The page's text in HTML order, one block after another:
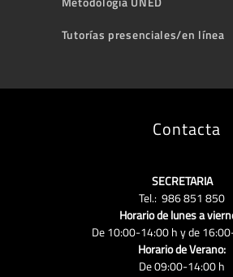
Tutorías presenciales/en línea
Contacta
SECRETARIA
Tel.: 986 851 850
Horario de lunes a
De 10:00-14:00 h y de
Horario de Verano:
De 09:00-14:00 h